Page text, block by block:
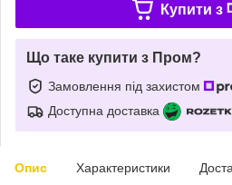
Купити з
Що таке купити з Пром?
Замовлення під захистом
Доступна доставка
Опис Характеристики